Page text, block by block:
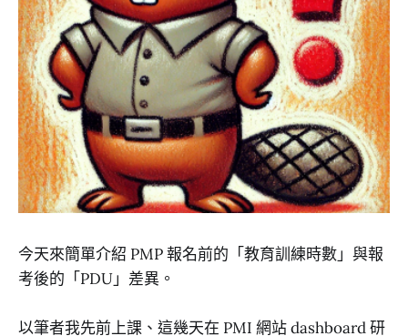
今天來簡單介紹 PMP 報名前的「教育訓練時數」與報
考後的「PDU」差異。
以筆者我先前上課、這幾天在 PMI 網站 dashboard 研